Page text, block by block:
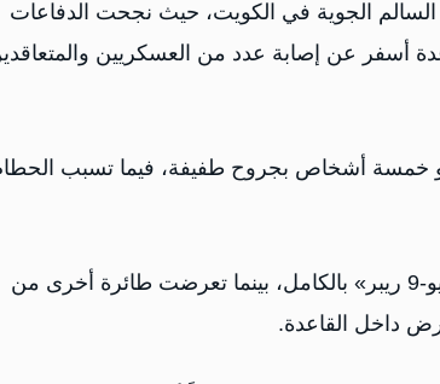
السالم الجوية في الكويت، حيث نجحت الدفاعات
أسفر عن إصابة عدد من العسكريين
خمسة أشخاص بجروح طفيفة، فيما تسبب
وبحسب المصدر، فقد دُمّرت طائرة أمريكية مسيّرة من طراز «إم كيو-9 ريبر» بالكامل، بينما تعرضت طائرة أخرى من
داخل القاعدة.